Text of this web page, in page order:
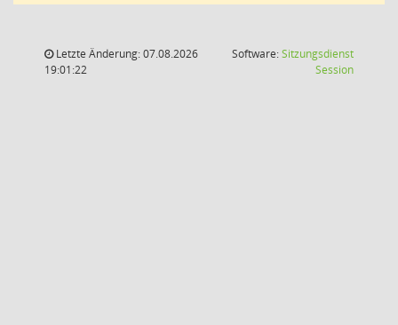
Letzte Änderung: 07.08.2026
19:01:22
Software:Sitzungsdienst
Session(Wird in